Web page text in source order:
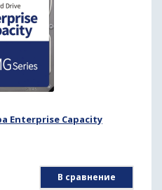
Enterprise Capacity
В сравнение